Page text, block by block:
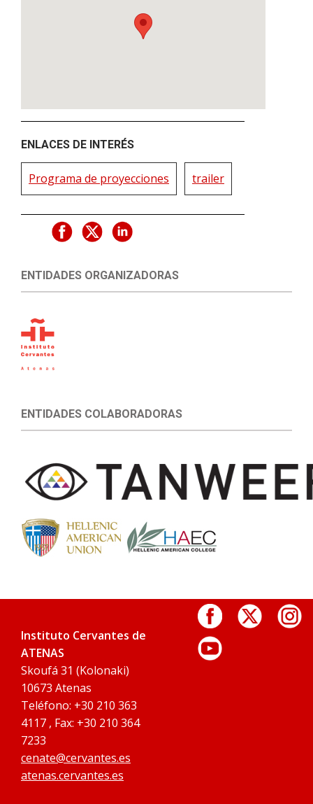
ENLACES DE INTERÉS
Programa de proyecciones trailer
ENTIDADES ORGANIZADORAS
ENTIDADES COLABORADORAS
Instituto Cervantes de
ATENAS
Skoufá 31 (Kolonaki)
10673 Atenas
Teléfono: +30 210 363
4117 , Fax: +30 210 364
7233
cenate@cervantes.es
atenas.cervantes.es